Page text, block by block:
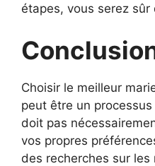
étapes, vous serez sûr
Choisir le meilleur
peut être un
doit pas
vos propres
des recherches sur